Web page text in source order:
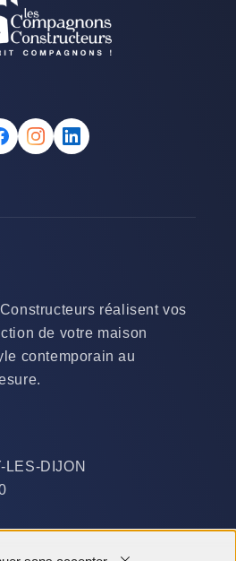
réalisent vos
de votre maison
contemporain au
LES-DIJON